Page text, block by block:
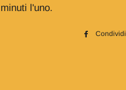
minuti l'uno.
Condividi